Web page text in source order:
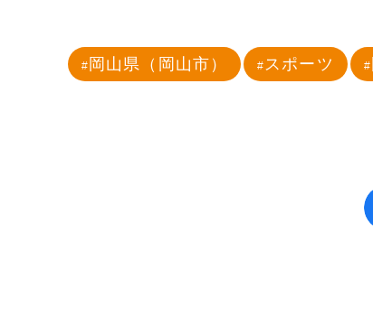
岡山県（岡山市） スポーツ